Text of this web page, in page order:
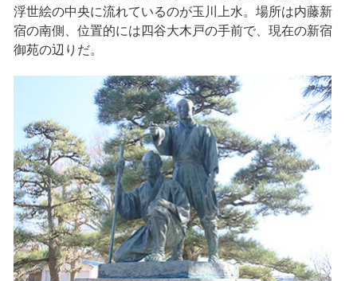
浮世絵の中央に流れているのが玉川上水。場所は内藤新
宿の南側、位置的には四谷大木戸の手前で、現在の新宿
御苑の辺りだ。